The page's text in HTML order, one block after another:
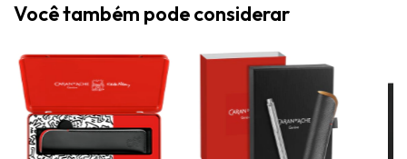
Você também pode considerar